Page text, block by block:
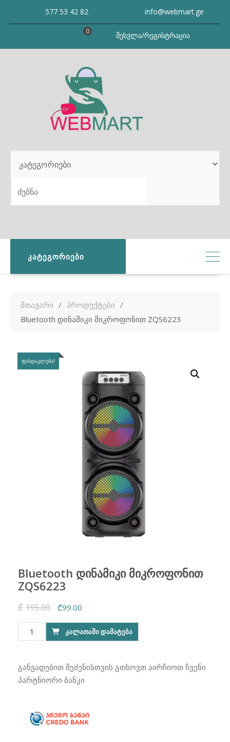
577 53 42 82 info@webmart.ge
შესვლა/რეგისტრაცია
0
SEARCH
ᲙᲐᲢᲔᲒᲝᲠᲘᲔᲑᲘ
მთავარი
პროდუქტები
Bluetooth დინამიკი მიკროფონით ZQS6223
ᲤᲐᲡᲓᲐᲙᲚᲔᲑᲐ!
Bluetooth დინამიკი მიკროფონით
ZQS6223
₾ 195.00
Original
price
was:
₾99.00
price
is:
რაოდენობა:
Bluetooth
მიკროფონით
ZQS6223
ᲙᲐᲚᲐᲗᲐᲨᲘ ᲓᲐᲛᲐᲢᲔᲑᲐ
განვადებით შეძენისთვის გთხოვთ აირჩიოთ ჩვენი
პარტნიორი ბანკი